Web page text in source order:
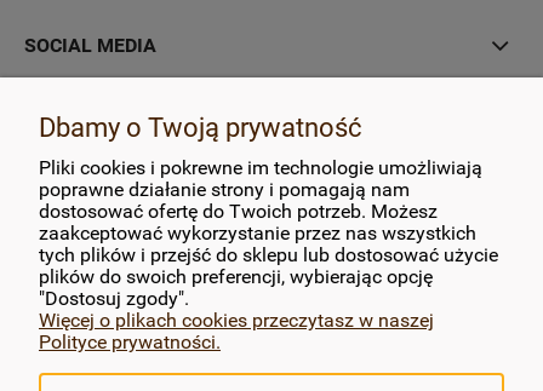
SOCIAL MEDIA
PŁATNOŚCI I DOSTAWA
INFORMACJE
O NAS
Dbamy o Twoją prywatność
Pliki cookies i pokrewne im technologie umożliwiają
poprawne działanie strony i pomagają nam
dostosować ofertę do Twoich potrzeb. Możesz
zaakceptować wykorzystanie przez nas wszystkich
tych plików i przejść do sklepu lub dostosować użycie
plików do swoich preferencji, wybierając opcję
"Dostosuj zgody".
Więcej o plikach cookies przeczytasz w naszej
Polityce prywatności.